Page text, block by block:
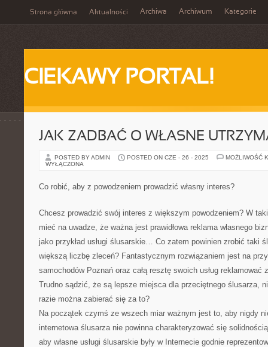
Strona główna Aktualności Archiwa Archiwum Kategorie
CIEKAWY PORTAL!
JAK ZADBAĆ O WŁASNE
POSTED BY ADMIN POSTED ON CZE - 26 - 2025
MOŻLIWOŚĆ
WYŁĄCZONA
Co robić, aby z powodzeniem prowadzić własny interes?
Chcesz prowadzić swój interes z większym powodzeniem? W
mieć na uwadze, że ważna jest prawidłowa reklama własnego
jako przykład usługi ślusarskie… Co zatem powinien zrobić taki
większą liczbę zleceń? Fantastycznym rozwiązaniem jest na
samochodów Poznań oraz całą resztę swoich usług reklamować
Trudno sądzić, że są lepsze miejsca dla przeciętnego ślusarza,
razie można zabierać się za to?
Na początek czymś ze wszech miar ważnym jest to, aby nigdy
internetowa ślusarza nie powinna charakteryzować się
aby własne usługi ślusarskie były w Internecie godnie